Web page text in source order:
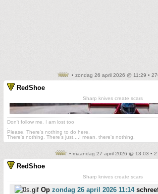
• zondag 26 april 2026 @ 11:29 •
RedShoe
Sharp knives create scars
Don't follow me. I am lost too
Please. There's nothing to do here.
There's nothing. There's just....I mean, there's nothing.
• maandag 27 april 2026 @ 13:03 •
RedShoe
Sharp knives create scars
Op zondag 26 april 2026 11:14